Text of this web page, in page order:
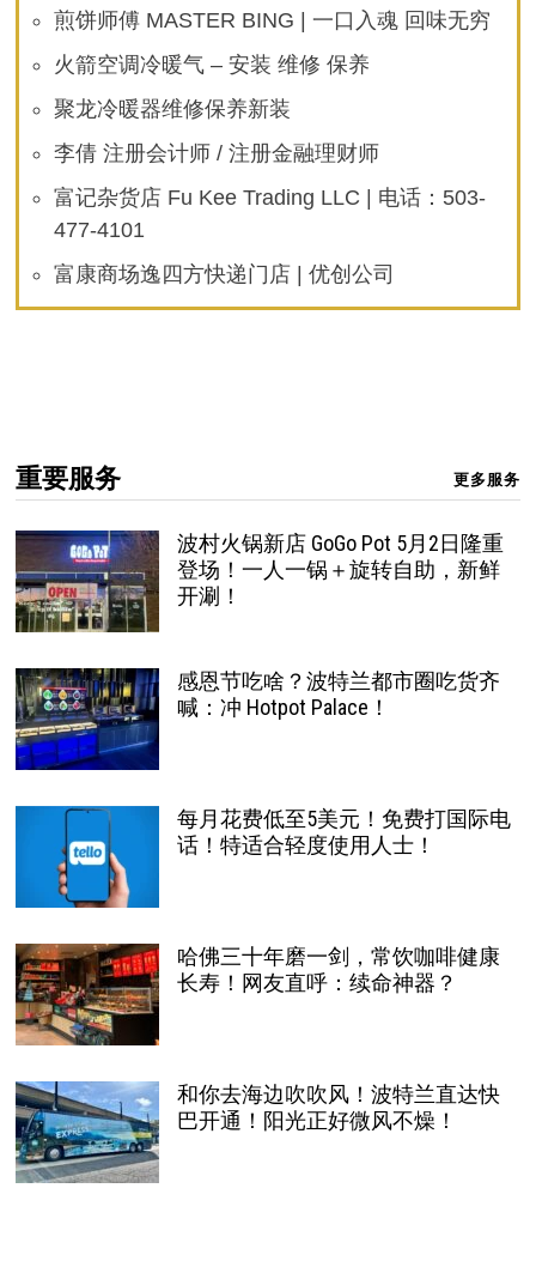
煎饼师傅 MASTER BING | 一口入魂 回味无穷
火箭空调冷暖气 – 安装 维修 保养
聚龙冷暖器维修保养新装
李倩 注册会计师 / 注册金融理财师
富记杂货店 Fu Kee Trading LLC | 电话：503-
477-4101
富康商场逸四方快递门店 | 优创公司
重要服务 更多服务
波村火锅新店 GoGo Pot 5月2日隆重
登场！一人一锅＋旋转自助，新鲜
开涮！
感恩节吃啥？波特兰都市圈吃货齐
喊：冲 Hotpot Palace！
每月花费低至5美元！免费打国际电
话！特适合轻度使用人士！
哈佛三十年磨一剑，常饮咖啡健康
长寿！网友直呼：续命神器？
和你去海边吹吹风！波特兰直达快
巴开通！阳光正好微风不燥！